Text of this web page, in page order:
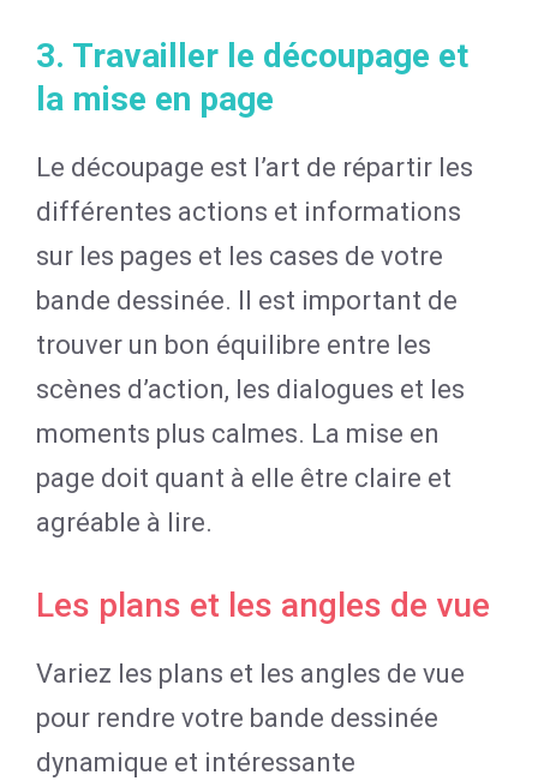
3. Travailler le découpage et
la mise en page
Le découpage est l’art de répartir les
différentes actions et informations
sur les pages et les cases de votre
bande dessinée. Il est important de
trouver un bon équilibre entre les
scènes d’action, les dialogues et les
moments plus calmes. La mise en
page doit quant à elle être claire et
agréable à lire.
Les plans et les angles de vue
Variez les plans et les angles de vue
pour rendre votre bande dessinée
dynamique et intéressante